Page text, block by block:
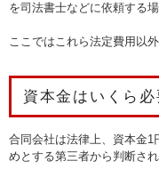
を司法書士などに依頼する
ここではこれら法定費用以
資本金はいくら
合同会社は法律上、資本金
めとする第三者から判断さ